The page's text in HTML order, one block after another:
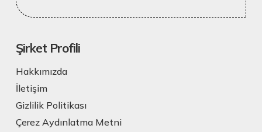
Şirket Profili
Hakkımızda
İletişim
Gizlilik Politikası
Çerez Aydınlatma Metni